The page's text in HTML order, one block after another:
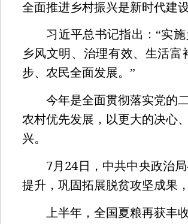
全面推进乡村振兴是新时代建
习近平总书记指出：“实施
乡风文明、治理有效、生活
步、农民全面发展。”
今年是全面贯彻落实党的二
农村优先发展，以更大的决心
兴。
7月 24 日，中共中央政治
提升，巩固拓展脱贫攻坚成果
上半年，全国夏粮再获丰收